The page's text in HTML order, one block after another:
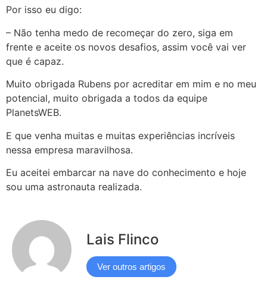
Por isso eu digo:
– Não tenha medo de recomeçar do zero, siga em
frente e aceite os novos desafios, assim você vai ver
que é capaz.
Muito obrigada Rubens por acreditar em mim e no meu
potencial, muito obrigada a todos da equipe
PlanetsWEB.
E que venha muitas e muitas experiências incríveis
nessa empresa maravilhosa.
Eu aceitei embarcar na nave do conhecimento e hoje
sou uma astronauta realizada.
Lais Flinco
Ver outros artigos